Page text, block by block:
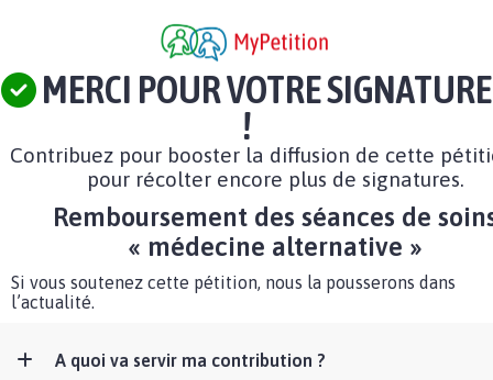
MERCI POUR VOTRE SIGNATURE
!
Contribuez pour booster la diffusion de cette
pour récolter encore plus de signatures.
Remboursement des séances de
« médecine alternative »
Si vous soutenez cette pétition, nous la pousserons dans
l’actualité.
A quoi va servir ma contribution ?